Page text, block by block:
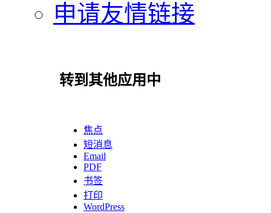
申请友情链接
转到其他应用中
焦点
短消息
Email
PDF
书签
打印
WordPress